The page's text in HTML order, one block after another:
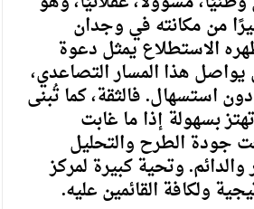
من مكانته في وجدان
الاستطلاع يمثل دعوة
يواصل هذا المسار التصاعدي،
استسهال. فالثقة، كما تُبنى
بسهولة إذا ما غابت
جودة الطرح والتحليل
وتحية كبيرة لمركز
ولكافة القائمين عليه.